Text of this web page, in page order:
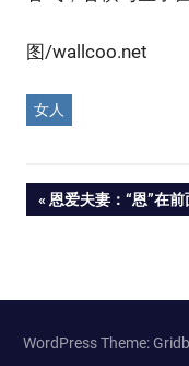
图/wallcoo.net
女人
Post
PREVIOUS
恩爱夫妻：“恩”在
WordPress Theme: